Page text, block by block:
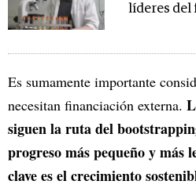
líderes del
Es sumamente importante
necesitan financiación externa.
siguen la ruta del
progreso más pequeño y más
clave es el crecimiento